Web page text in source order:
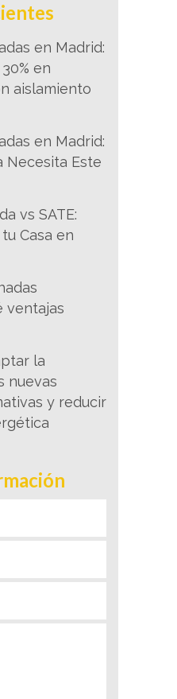
en Madrid:
en
aislamiento
en Madrid:
Necesita Este
vs SATE:
Casa en
ventajas
la
nuevas
y reducir